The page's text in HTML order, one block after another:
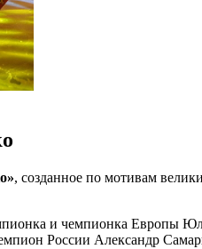
, созданное по мотивам
и чемпионка Европы
России Александр